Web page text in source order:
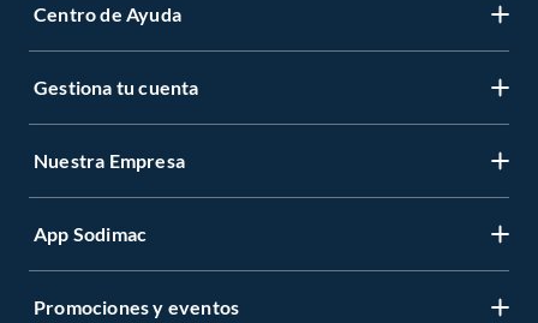
Centro de Ayuda
Servicio al Cliente
Venta a empresas
Gestiona tu cuenta
Gestiona tu cuenta
Recuperar mi Contraseña
Nuestra Empresa
Nuestras tiendas
App Sodimac
App Store IOS
Promociones y eventos